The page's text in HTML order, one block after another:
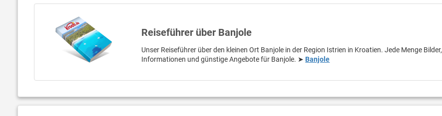
Reiseführer über Banjole
Unser Reiseführer über den kleinen Ort Banjole in der Region Istrien in Kroatien. Jede Menge Bilder,
Informationen und günstige Angebote für Banjole. ➤ Banjole